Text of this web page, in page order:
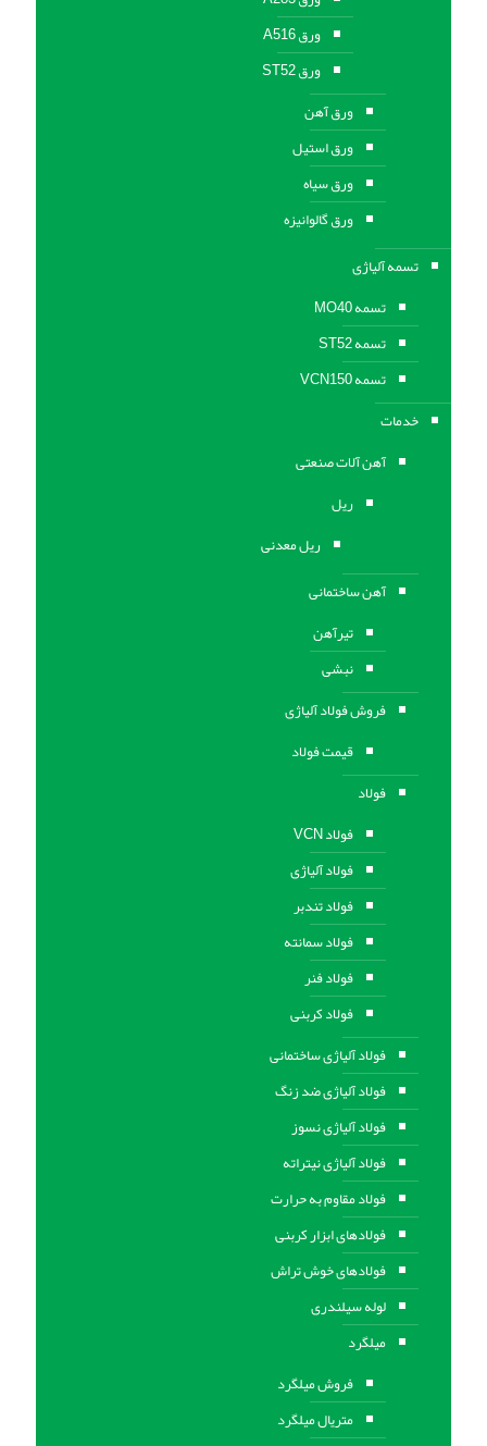
ورق A516
ورق ST52
ورق آهن
ورق استیل
ورق سیاه
ورق گالوانیزه
تسمه آلیاژی
تسمه MO40
تسمه ST52
تسمه VCN150
خدمات
آهن آلات صنعتی
ریل
ریل معدنی
آهن ساختمانی
تیرآهن
نبشی
فروش فولاد آلیاژی
قیمت فولاد
فولاد
فولاد VCN
فولاد آلیاژی
فولاد تندبر
فولاد سمانته
فولاد فنر
فولاد کربنی
فولاد آلیاژی ساختمانی
فولاد آلیاژی ضد زنگ
فولاد آلیاژی نسوز
فولاد آلیاژی نیتراته
فولاد مقاوم به حرارت
فولادهای ابزار کربنی
فولادهای خوش تراش
لوله سیلندری
میلگرد
فروش میلگرد
متریال میلگرد